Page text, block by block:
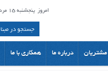
پنجشنبه 15 مرداد 1405 امروز
جستجو در مبنا
مشتریان درباره ما همکاری با ما